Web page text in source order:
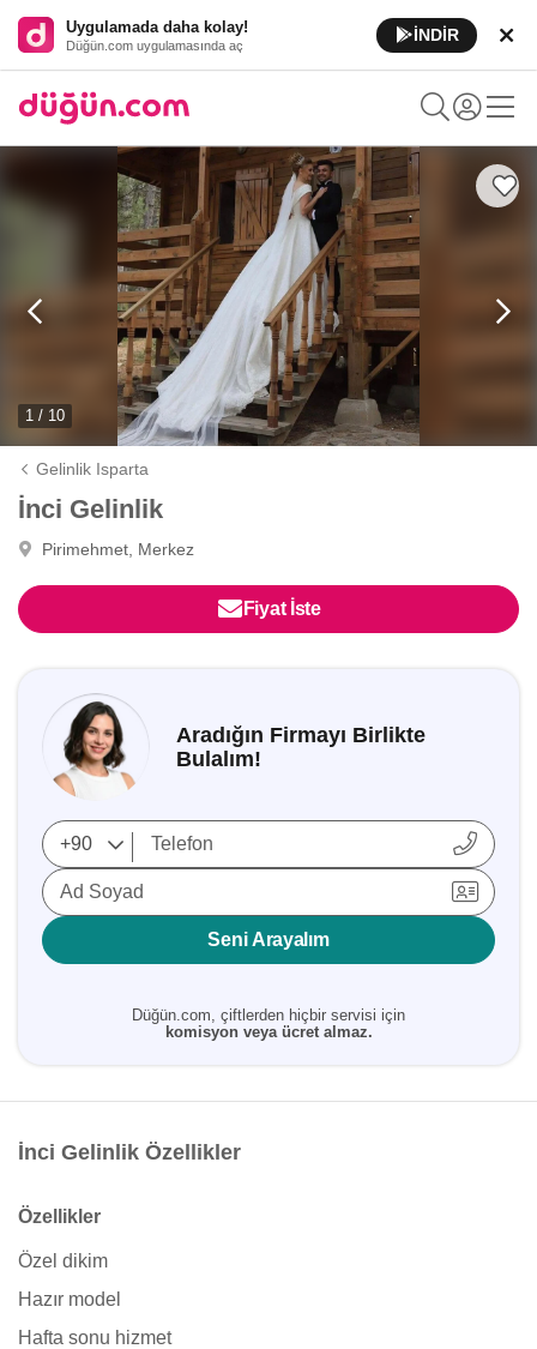
Uygulamada daha kolay!
Düğün.com uygulamasında aç
İNDİR
1 / 10
Gelinlik Isparta
İnci Gelinlik
Pirimehmet, Merkez
Fiyat İste
Aradığın Firmayı Birlikte
Bulalım!
Ad Soyad
Seni Arayalım
Düğün.com, çiftlerden hiçbir servisi için
komisyon veya ücret almaz.
İnci Gelinlik Özellikler
Özellikler
Özel dikim
Hazır model
Hafta sonu hizmet